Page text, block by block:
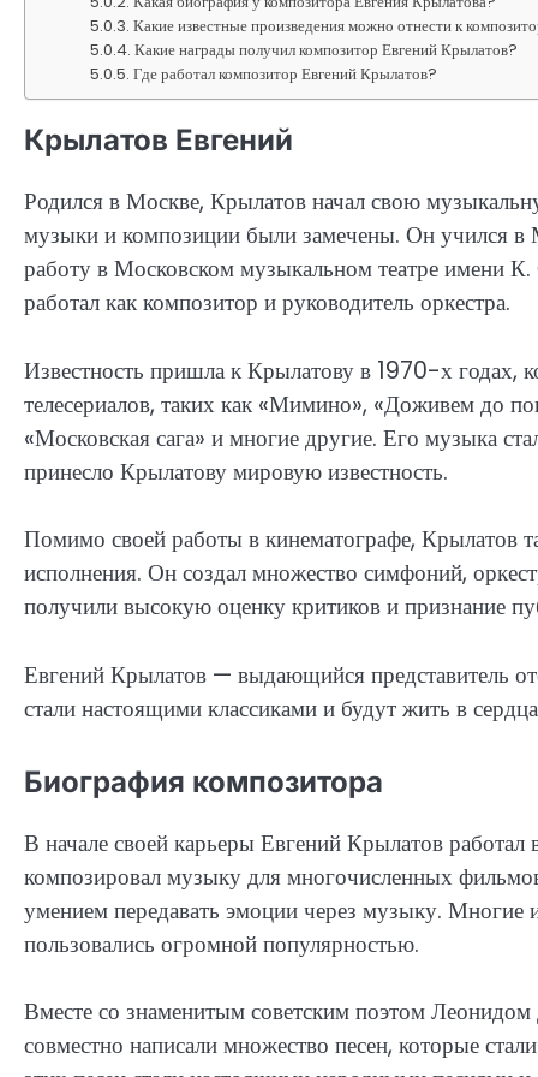
Какие известные произведения можно отнести к
Какие награды получил композитор Евгений Крылатов?
Где работал композитор Евгений Крылатов?
Крылатов Евгений
Родился в Москве, Крылатов начал свою
музыки и композиции были замечены. Он учился в
работу в Московском музыкальном театре имени
работал как композитор и руководитель оркестра.
Известность пришла к Крылатову в 1970-х годах,
телесериалов, таких как «Мимино», «Доживем до
«Московская сага» и многие другие. Его музыка
принесло Крылатову мировую известность.
Помимо своей работы в кинематографе, Крылатов
исполнения. Он создал множество симфоний,
получили высокую оценку критиков и признание
Евгений Крылатов — выдающийся представитель
стали настоящими классиками и будут жить в
Биография композитора
В начале своей карьеры Евгений Крылатов
композировал музыку для многочисленных
умением передавать эмоции через музыку. Многие
пользовались огромной популярностью.
Вместе со знаменитым советским поэтом
совместно написали множество песен, которые